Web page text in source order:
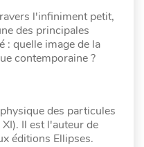
l'infiniment petit,
des principales
: quelle image de la
contemporaine ?
des particules
Il est l'auteur de
éditions Ellipses.